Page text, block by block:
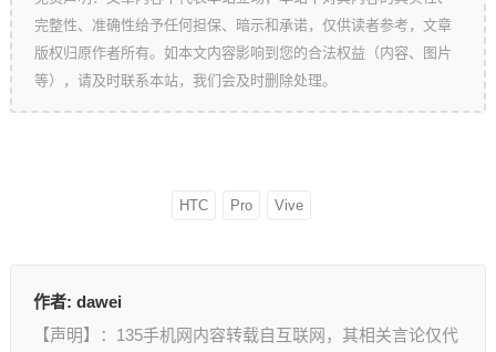
完整性、准确性给予任何担保、暗示和承诺，仅供读者参考，文章
版权归原作者所有。如本文内容影响到您的合法权益（内容、图片
等），请及时联系本站，我们会及时删除处理。
HTC Pro Vive
作者: dawei
【声明】：135手机网内容转载自互联网，其相关言论仅代